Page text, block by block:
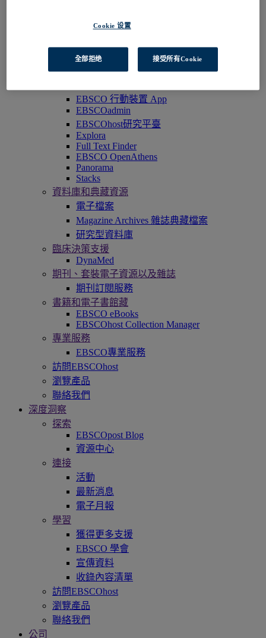
技術與探索服務
BiblioGraph
EBSCO Discovery Service 探索服務
EBSCO 行動裝置 App
EBSCOadmin
EBSCOhost研究平臺
Explora
Full Text Finder
EBSCO OpenAthens
Panorama
Stacks
資料庫和典藏資源
電子檔案
Magazine Archives 雜誌典藏檔案
研究型資料庫
臨床決策支援
DynaMed
期刊、套裝電子資源以及雜誌
期刊訂閱服務
書籍和電子書館藏
EBSCO eBooks
EBSCOhost Collection Manager
專業服務
EBSCO專業服務
訪問EBSCOhost
瀏覽產品
聯絡我們
深度洞察
探索
EBSCOpost Blog
資源中心
連接
活動
最新消息
電子月報
學習
獲得更多支援
EBSCO 學會
宣傳資料
收錄內容清單
訪問EBSCOhost
瀏覽產品
聯絡我們
公司
Cookie 设置
全部拒绝 接受所有Cookie